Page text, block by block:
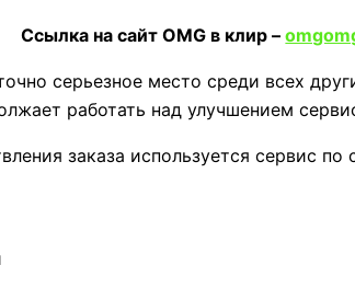
Ссылка на сайт OMG в клир –
серьезное место среди всех
работать над улучшением
заказа используется сервис